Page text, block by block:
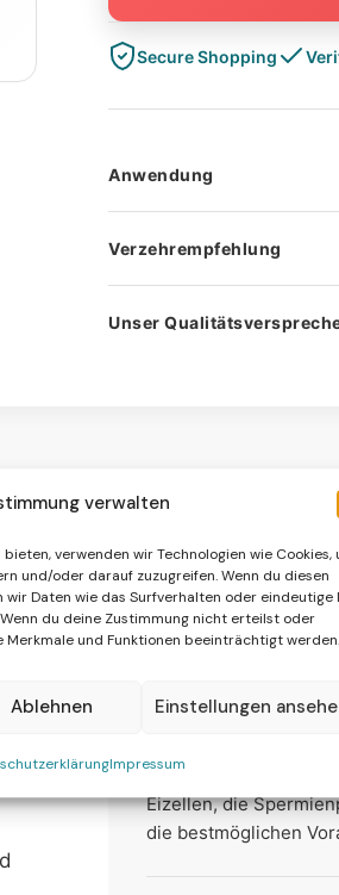
verwalten
verwenden wir Technologien wie Cookies,
und/oder darauf zuzugreifen. Wenn du diesen
Daten wie das Surfverhalten oder eindeutige
du deine Zustimmung nicht erteilst oder
und Funktionen beeinträchtigt werden.
Ablehnen Einstellungen
Impressum
Secure Shopping
Anwendung
drei Monate vor der
Verzehrempfehlung
SIE (VILAVIT
Nicht geeignet für
Unser
die
Wissenschaftlich
VILAVIT Male &
und basiert auf den
Eizellen, die
die bestmöglichen